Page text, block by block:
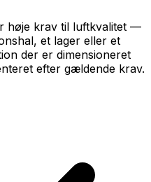
høje krav til luftkvalitet —
et lager eller et
der er dimensioneret
efter gældende krav.